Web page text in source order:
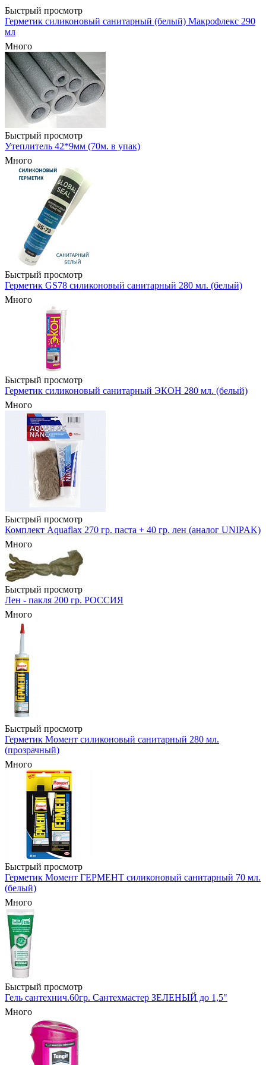
Быстрый просмотр
Герметик силиконовый санитарный (белый) Макрофлекс 290
мл
Много
Быстрый просмотр
Утеплитель 42*9мм (70м. в упак)
Много
Быстрый просмотр
Герметик GS78 силиконовый санитарный 280 мл. (белый)
Много
Быстрый просмотр
Герметик силиконовый санитарный ЭКОН 280 мл. (белый)
Много
Быстрый просмотр
Комплект Aquaflax 270 гр. паста + 40 гр. лен (аналог UNIPAK)
Много
Быстрый просмотр
Лен - пакля 200 гр. РОССИЯ
Много
Быстрый просмотр
Герметик Момент силиконовый санитарный 280 мл.
(прозрачный)
Много
Быстрый просмотр
Герметик Момент ГЕРМЕНТ силиконовый санитарный 70 мл.
(белый)
Много
Быстрый просмотр
Гель сантехнич.60гр. Сантехмастер ЗЕЛЕНЫЙ до 1,5"
Много